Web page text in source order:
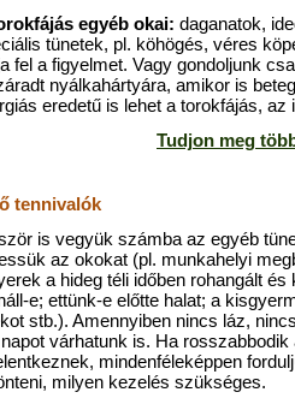
egyéb okai: daganatok,
tünetek, pl. köhögés, véres
fel a figyelmet. Vagy gondoljunk
nyálkahártyára, amikor is
eredetű is lehet a torokfájás, az
Tudjon meg
tennivalók
is vegyük számba az egyéb
az okokat (pl. munkahelyi
a hideg téli időben rohangált
e; ettünk-e előtte halat; a
stb.). Amennyiben nincs láz,
várhatunk is. Ha
mindenféleképpen
milyen kezelés szükséges.